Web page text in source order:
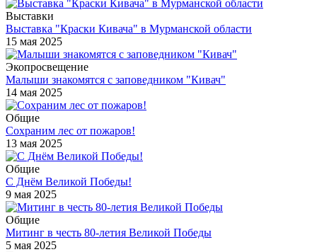
Выставки
Выставка "Краски Кивача" в Мурманской области
15 мая 2025
Экопросвещение
Малыши знакомятся с заповедником "Кивач"
14 мая 2025
Общие
Сохраним лес от пожаров!
13 мая 2025
Общие
С Днём Великой Победы!
9 мая 2025
Общие
Митинг в честь 80-летия Великой Победы
5 мая 2025